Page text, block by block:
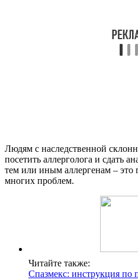
Людям с наследственной
посетить аллерголога и сдать
тем или иным аллергенам – это
многих проблем.
Читайте также:
Спазмекс: инструкция по